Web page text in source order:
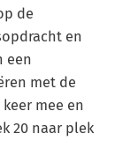
de
en
een
met de
mee en
20 naar plek